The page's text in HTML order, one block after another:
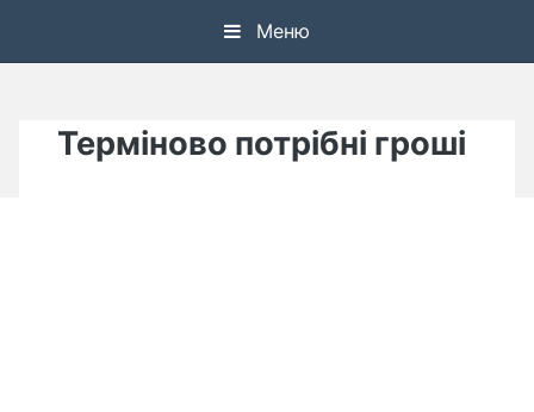
Меню
Терміново потрібні гроші